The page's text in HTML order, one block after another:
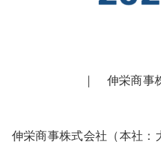
｜ 伸栄商事
伸栄商事株式会社（本社